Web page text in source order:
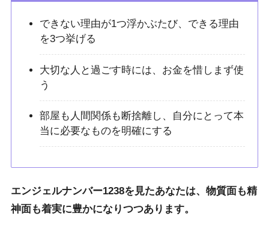
できない理由が1つ浮かぶたび、できる理由
を3つ挙げる
大切な人と過ごす時には、お金を惜しまず使
う
部屋も人間関係も断捨離し、自分にとって本
当に必要なものを明確にする
エンジェルナンバー1238を見たあなたは、物質面も精
神面も着実に豊かになりつつあります。